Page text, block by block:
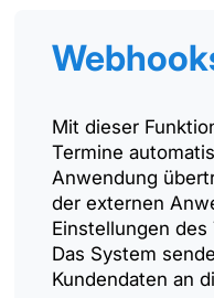
Mit dieser
Termine
Anwendung
der externen
Einstellungen
Das System
Kundendaten an